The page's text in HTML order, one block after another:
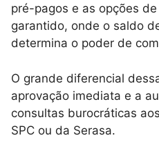
pré-pagos e as opções
garantido, onde o saldo
determina o poder de
O grande diferencial
aprovação imediata e a
consultas burocráticas
SPC ou da Serasa.